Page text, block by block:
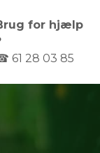
for hjælp
61 28 03 85